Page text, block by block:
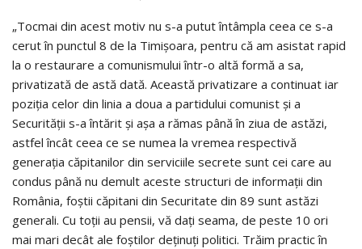
„Tocmai din acest motiv nu s-a putut întâmpla ceea ce s-a
cerut în punctul 8 de la Timişoara, pentru că am asistat rapid
la o restaurare a comunismului într-o altă formă a sa,
privatizată de astă dată. Această privatizare a continuat iar
poziţia celor din linia a doua a partidului comunist şi a
Securităţii s-a întărit şi aşa a rămas până în ziua de astăzi,
astfel încât ceea ce se numea la vremea respectivă
generaţia căpitanilor din serviciile secrete sunt cei care au
condus până nu demult aceste structuri de informaţii din
România, foştii căpitani din Securitate din 89 sunt astăzi
generali. Cu toţii au pensii, vă daţi seama, de peste 10 ori
mai mari decât ale foştilor deţinuţi politici. Trăim practic în